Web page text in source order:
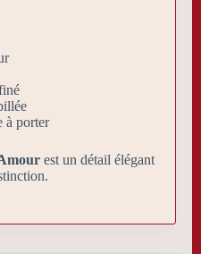
à porter
est un détail élégant